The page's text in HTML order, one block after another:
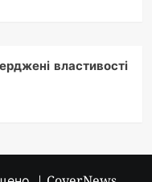
властивості